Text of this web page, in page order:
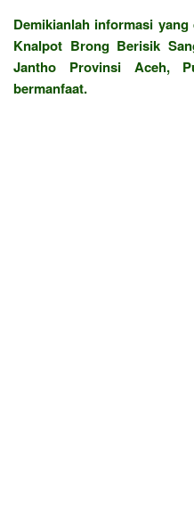
Demikianlah informasi
Knalpot Brong Berisik
Jantho Provinsi Aceh,
bermanfaat.